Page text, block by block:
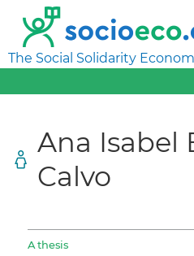
The Social Solidarity
Ana Isabel
Calvo
A thesis